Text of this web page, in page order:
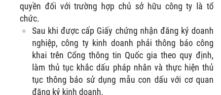
quyền đối với trường hợp chủ sở hữu công ty là tổ
chức.
Sau khi được cấp Giấy chứng nhận đăng ký doanh
nghiệp, công ty kinh doanh phải thông báo công
khai trên Cổng thông tin Quốc gia theo quy định,
làm thủ tục khắc dấu pháp nhân và thực hiện thủ
tục thông báo sử dụng mẫu con dấu với cơ quan
đăng ký kinh doanh.